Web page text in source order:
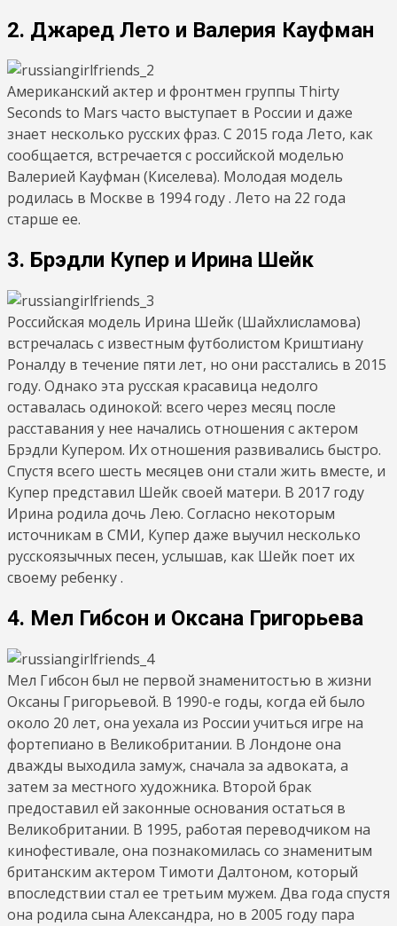
2. Джаред Лето и Валерия Кауфман
Американский актер и фронтмен группы Thirty
Seconds to Mars часто выступает в России и даже
знает несколько русских фраз. С 2015 года Лето, как
сообщается, встречается с российской моделью
Валерией Кауфман (Киселева). Молодая модель
родилась в Москве в 1994 году . Лето на 22 года
старше ее.
3. Брэдли Купер и Ирина Шейк
Российская модель Ирина Шейк (Шайхлисламова)
встречалась с известным футболистом Криштиану
Роналду в течение пяти лет, но они расстались в 2015
году. Однако эта русская красавица недолго
оставалась одинокой: всего через месяц после
расставания у нее начались отношения с актером
Брэдли Купером. Их отношения развивались быстро.
Спустя всего шесть месяцев они стали жить вместе, и
Купер представил Шейк своей матери. В 2017 году
Ирина родила дочь Лею. Согласно некоторым
источникам в СМИ, Купер даже выучил несколько
русскоязычных песен, услышав, как Шейк поет их
своему ребенку .
4. Мел Гибсон и Оксана Григорьева
Мел Гибсон был не первой знаменитостью в жизни
Оксаны Григорьевой. В 1990-е годы, когда ей было
около 20 лет, она уехала из России учиться игре на
фортепиано в Великобритании. В Лондоне она
дважды выходила замуж, сначала за адвоката, а
затем за местного художника. Второй брак
предоставил ей законные основания остаться в
Великобритании. В 1995, работая переводчиком на
кинофестивале, она познакомилась со знаменитым
британским актером Тимоти Далтоном, который
впоследствии стал ее третьим мужем. Два года спустя
она родила сына Александра, но в 2005 году пара